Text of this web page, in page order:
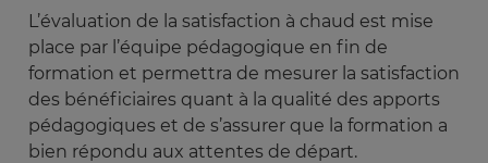
L’évaluation de la satisfaction à chaud est mise
place par l’équipe pédagogique en fin de
formation et permettra de mesurer la satisfaction
des bénéficiaires quant à la qualité des apports
pédagogiques et de s’assurer que la formation a
bien répondu aux attentes de départ.